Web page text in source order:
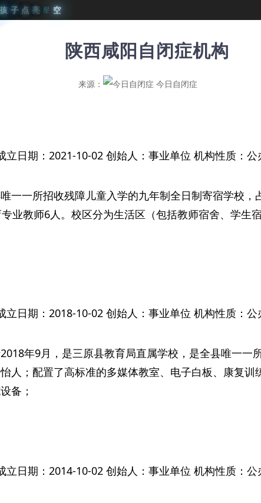
子 点 亮 星 空
陕西咸阳自闭症机构
来源： 今日自闭症
立日期：2021-10-02 创始人：事业单位 机构性质：公
一一所招收残障儿童入学的九年制全日制寄宿学校
业教师6人。校区分为生活区（包括教师宿舍、学生
立日期：2018-10-02 创始人：事业单位 机构性质：公
年9月，是三原县教育局直属学校，是全县唯一一
人；配置了高标准的多媒体教室、电子白板、康复
备；
立日期：2014-10-02 创始人：事业单位 机构性质：公